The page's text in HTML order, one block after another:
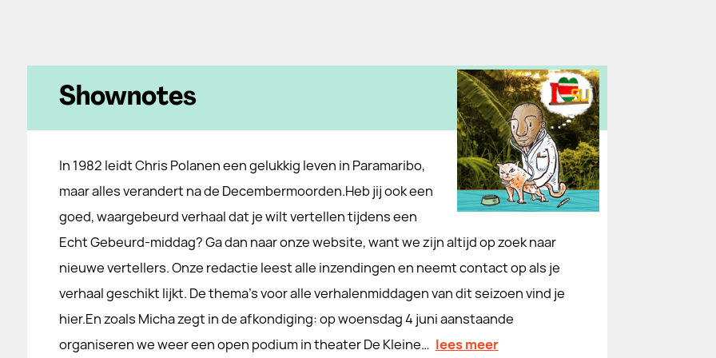
Shownotes
In 1982 leidt Chris Polanen een gelukkig leven in Paramaribo,
maar alles verandert na de Decembermoorden.Heb jij ook een
goed, waargebeurd verhaal dat je wilt vertellen tijdens een
Echt Gebeurd-middag? Ga dan naar onze website, want we zijn altijd op zoek naar
nieuwe vertellers. Onze redactie leest alle inzendingen en neemt contact op als je
verhaal geschikt lijkt. De thema's voor alle verhalenmiddagen van dit seizoen vind je
hier.En zoals Micha zegt in de afkondiging: op woensdag 4 juni aanstaande
organiseren we weer een open podium in theater De Kleine… lees meer